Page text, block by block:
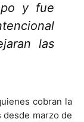
y fue
las
cobran la
marzo de